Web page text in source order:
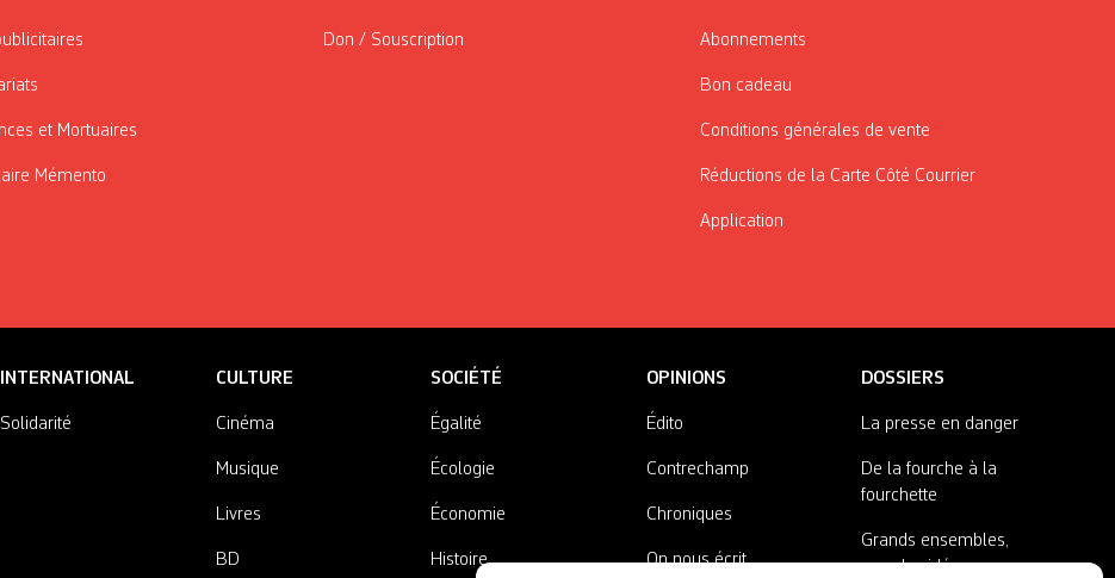
et Mortuaires
Mémento
Don / Souscription Abonnements
Bon cadeau
Conditions générales de vente
Réductions de la Carte Côté Courrier
Application
INTERNATIONAL
Solidarité
CULTURE
Cinéma
Musique
Livres
BD
SOCIÉTÉ
Égalité
Écologie
Économie
Histoire
OPINIONS
Édito
Contrechamp
Chroniques
On nous écrit
DOSSIERS
La presse en danger
De la fourche à la
fourchette
Grands ensembles,
grandes idées